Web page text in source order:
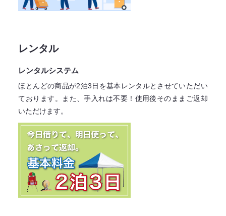
レンタル
レンタルシステム
ほとんどの商品が2泊3日を基本レンタルとさせていただい
ております。
また、手入れは不要！ 使用後そのままご返却
いただけます。